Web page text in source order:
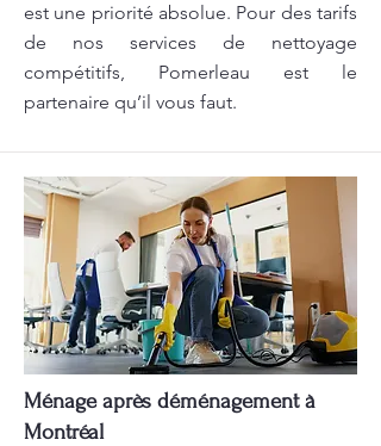
est une priorité absolue. Pour des tarifs
de nos services de nettoyage
compétitifs, Pomerleau est le
partenaire qu’il vous faut.
Ménage après déménagement à
Montréal